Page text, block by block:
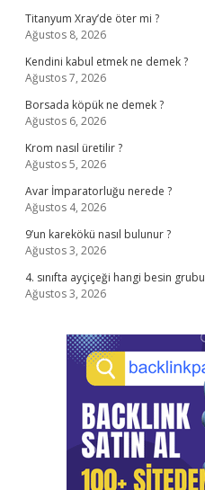
Titanyum Xray’de öter mi ?
Ağustos 8, 2026
Kendini kabul etmek ne demek ?
Ağustos 7, 2026
Borsada köpük ne demek ?
Ağustos 6, 2026
Krom nasıl üretilir ?
Ağustos 5, 2026
Avar İmparatorluğu nerede ?
Ağustos 4, 2026
9’un karekökü nasıl bulunur ?
Ağustos 3, 2026
4. sınıfta ayçiçeği hangi besin
Ağustos 3, 2026